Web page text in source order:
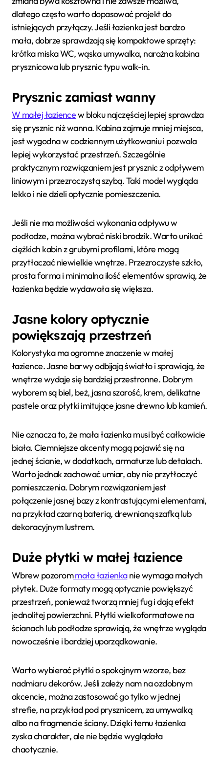
dlatego często warto dopasować projekt do
istniejących przyłączy. Jeśli łazienka jest bardzo
mała, dobrze sprawdzają się kompaktowe sprzęty:
krótka miska WC, wąska umywalka, narożna kabina
prysznicowa lub prysznic typu walk-in.
Prysznic zamiast wanny
W małej łaziencew bloku najczęściej lepiej sprawdza
się prysznic niż wanna. Kabina zajmuje mniej miejsca,
jest wygodna w codziennym użytkowaniu i pozwala
lepiej wykorzystać przestrzeń. Szczególnie
praktycznym rozwiązaniem jest prysznic z odpływem
liniowym i przezroczystą szybą. Taki model wygląda
lekko i nie dzieli optycznie pomieszczenia.
Jeśli nie ma możliwości wykonania odpływu w
podłodze, można wybrać niski brodzik. Warto unikać
ciężkich kabin z grubymi profilami, które mogą
przytłaczać niewielkie wnętrze. Przezroczyste szkło,
prosta forma i minimalna ilość elementów sprawią, że
łazienka będzie wydawała się większa.
Jasne kolory optycznie
powiększają przestrzeń
Kolorystyka ma ogromne znaczenie w małej
łazience. Jasne barwy odbijają światło i sprawiają, że
wnętrze wydaje się bardziej przestronne. Dobrym
wyborem są biel, beż, jasna szarość, krem, delikatne
pastele oraz płytki imitujące jasne drewno lub kamień.
Nie oznacza to, że mała łazienka musi być całkowicie
biała. Ciemniejsze akcenty mogą pojawić się na
jednej ścianie, w dodatkach, armaturze lub detalach.
Warto jednak zachować umiar, aby nie przytłoczyć
pomieszczenia. Dobrym rozwiązaniem jest
połączenie jasnej bazy z kontrastującymi elementami,
na przykład czarną baterią, drewnianą szafką lub
dekoracyjnym lustrem.
Duże płytki w małej łazience
Wbrew pozorommała łazienkanie wymaga małych
płytek. Duże formaty mogą optycznie powiększyć
przestrzeń, ponieważ tworzą mniej fug i dają efekt
jednolitej powierzchni. Płytki wielkoformatowe na
ścianach lub podłodze sprawiają, że wnętrze wygląda
nowocześnie i bardziej uporządkowanie.
Warto wybierać płytki o spokojnym wzorze, bez
nadmiaru dekorów. Jeśli zależy nam na ozdobnym
akcencie, można zastosować go tylko w jednej
strefie, na przykład pod prysznicem, za umywalką
albo na fragmencie ściany. Dzięki temu łazienka
zyska charakter, ale nie będzie wyglądała
chaotycznie.